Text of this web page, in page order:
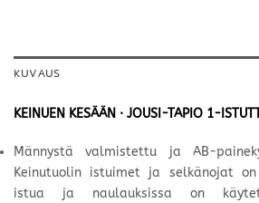
KUVAUS
KEINUEN KESÄÄN · JOUSI-TAPIO 1-
Männystä valmistettu ja AB-
Keinutuolin istuimet ja selkänojat
istua ja naulauksissa on